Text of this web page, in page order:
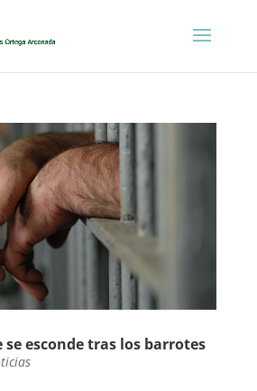
se esconde tras los barrotes